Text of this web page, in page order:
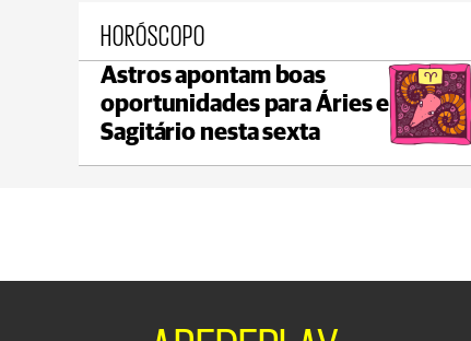
HORÓSCOPO
Astros apontam boas
oportunidades para Áries e
Sagitário nesta sexta
Ponta Grossa
max 17°C min 17°C